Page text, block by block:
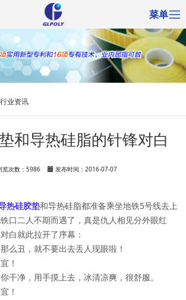
菜单
行业资讯
和导热硅脂的针锋对白
览次数：5986 发布时间：2016-07-07
热硅胶垫和导热硅脂都准备乘坐地铁5号线去上
口二人不期而遇了，真是仇人相见分外眼红
白就此拉开了序幕：
那么丑，就不要出去丢人现眼啦！
！
干净，用手摸上去，冰清凉爽，很舒服。
！